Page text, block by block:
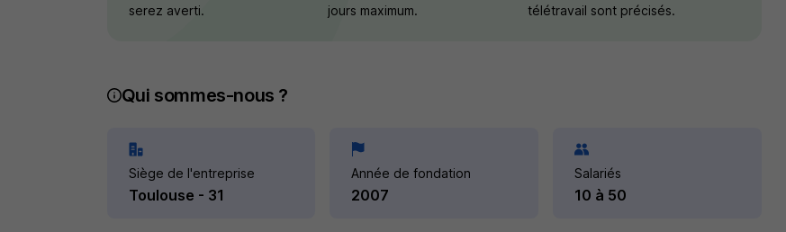
serez averti.
jours maximum.
télétravail sont précisés.
Qui sommes-nous ?
Siège de l'entreprise
Toulouse - 31
Année de fondation
2007
Salariés
10 à 50